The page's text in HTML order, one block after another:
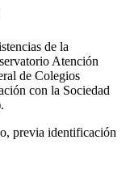
de la
Atención
de Colegios
con la Sociedad
previa identificación